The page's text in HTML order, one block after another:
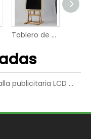
Tablero de publicidad de pantalla digital de vídeo LED de estación
Pantalla publicitaria LCD vs. Pantalla publicitaria LED